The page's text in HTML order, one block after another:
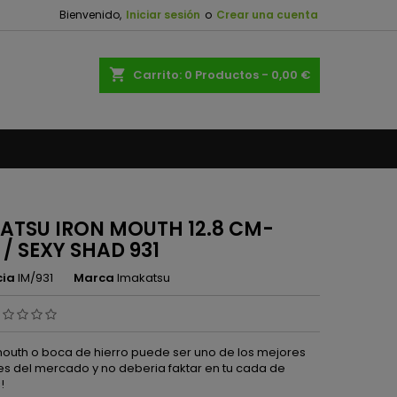
Bienvenido, Iniciar sesión o Crear una cuenta
shopping_cart Carrito: 0 Productos - 0,00 €
IRON MOUTH 12.8 CM-
SEXY SHAD 931
IM/931 Marca Imakatsu
o boca de hierro puede ser uno de los mejores
del mercado y no deberia faktar en tu cada de